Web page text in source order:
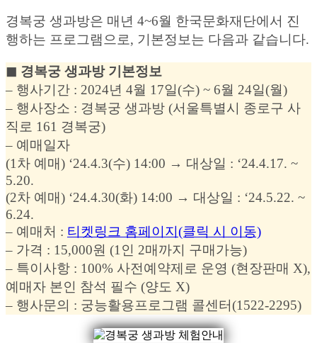
경복궁 생과방은 매년 4~6월 한국문화재단에서 진
행하는 프로그램으로, 기본정보는 다음과 같습니다.
◼︎ 경복궁 생과방 기본정보
– 행사기간 : 2024년 4월 17일(수) ~ 6월 24일(월)
– 행사장소 : 경복궁 생과방 (서울특별시 종로구 사
직로 161 경복궁)
– 예매일자
(1차 예매) ‘24.4.3(수) 14:00 → 대상일 : ‘24.4.17. ~
5.20.
(2차 예매) ‘24.4.30(화) 14:00 → 대상일 : ‘24.5.22. ~
6.24.
– 예매처 : 티켓링크 홈페이지(클릭 시 이동)
– 가격 : 15,000원 (1인 2매까지 구매가능)
– 특이사항 : 100% 사전예약제로 운영 (현장판매 X),
예매자 본인 참석 필수 (양도 X)
– 행사문의 : 궁능활용프로그램 콜센터(1522-2295)